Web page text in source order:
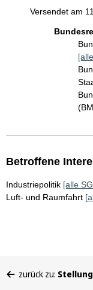
Versendet am
Betroffene
Industriepolitik [alle
Luft- und Raumfahrt
befinden
zurück zu: